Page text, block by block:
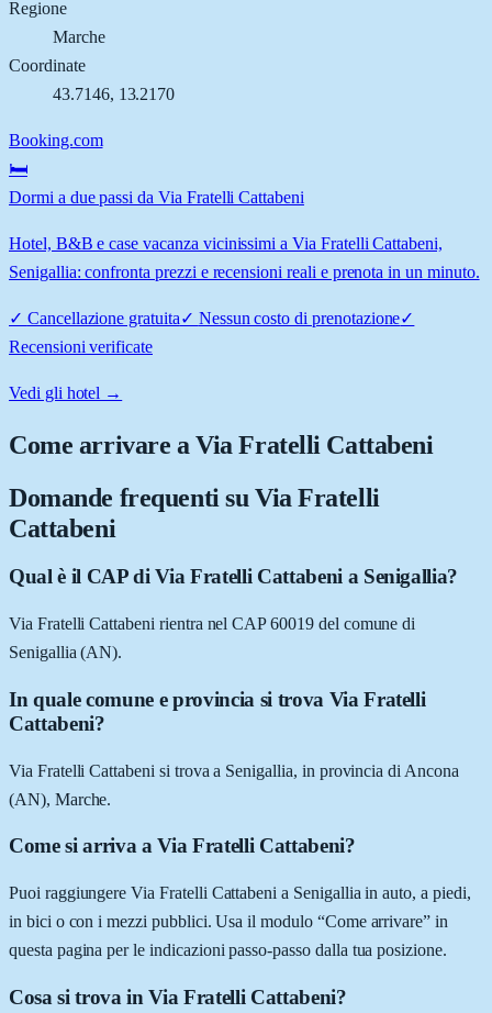
Regione
Marche
Coordinate
43.7146, 13.2170
Booking.com
🛏️
Dormi a due passi da Via Fratelli Cattabeni
Hotel, B&B e case vacanza vicinissimi a Via Fratelli Cattabeni,
Senigallia: confronta prezzi e recensioni reali e prenota in un minuto.
✓ Cancellazione gratuita✓ Nessun costo di prenotazione✓
Recensioni verificate
Vedi gli hotel →
Come arrivare aVia Fratelli Cattabeni
Domande frequenti su Via Fratelli
Cattabeni
Qual è il CAP di Via Fratelli Cattabeni a Senigallia?
Via Fratelli Cattabeni rientra nel CAP 60019 del comune di
Senigallia (AN).
In quale comune e provincia si trova Via Fratelli
Cattabeni?
Via Fratelli Cattabeni si trova a Senigallia, in provincia di Ancona
(AN), Marche.
Come si arriva a Via Fratelli Cattabeni?
Puoi raggiungere Via Fratelli Cattabeni a Senigallia in auto, a piedi,
in bici o con i mezzi pubblici. Usa il modulo “Come arrivare” in
questa pagina per le indicazioni passo-passo dalla tua posizione.
Cosa si trova in Via Fratelli Cattabeni?